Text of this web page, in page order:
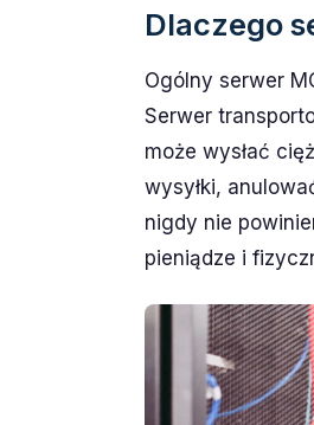
Dlaczego
Ogólny serwer
Serwer
może wysłać
wysyłki,
nigdy nie
pieniądze i